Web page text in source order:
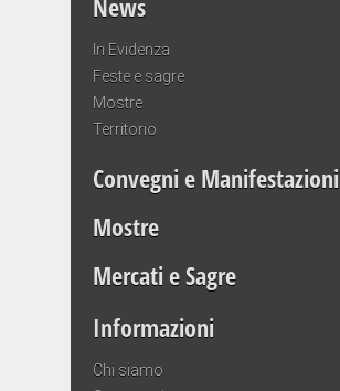
News
In Evidenza
Feste e sagre
Mostre
Territorio
Convegni e Manifestazioni
Mostre
Mercati e Sagre
Informazioni
Chi siamo